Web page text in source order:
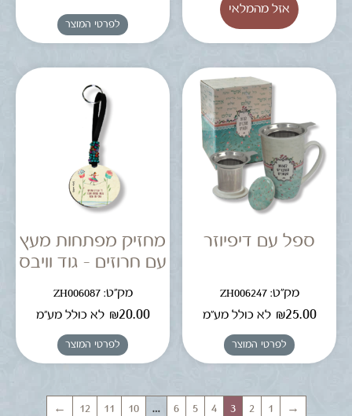
לפרטי המוצר
ספל עם דיפיוזר
מק"ט: ZH006247
₪25.00 לא כולל מע"מ
לפרטי המוצר
מחזיק מפתחות מעץ
עם חרוזים – גוד וויבס
מק"ט: ZH006087
₪20.00 לא כולל מע"מ
לפרטי המוצר
→
1
2
3
4
5
6
…
10
11
12
←